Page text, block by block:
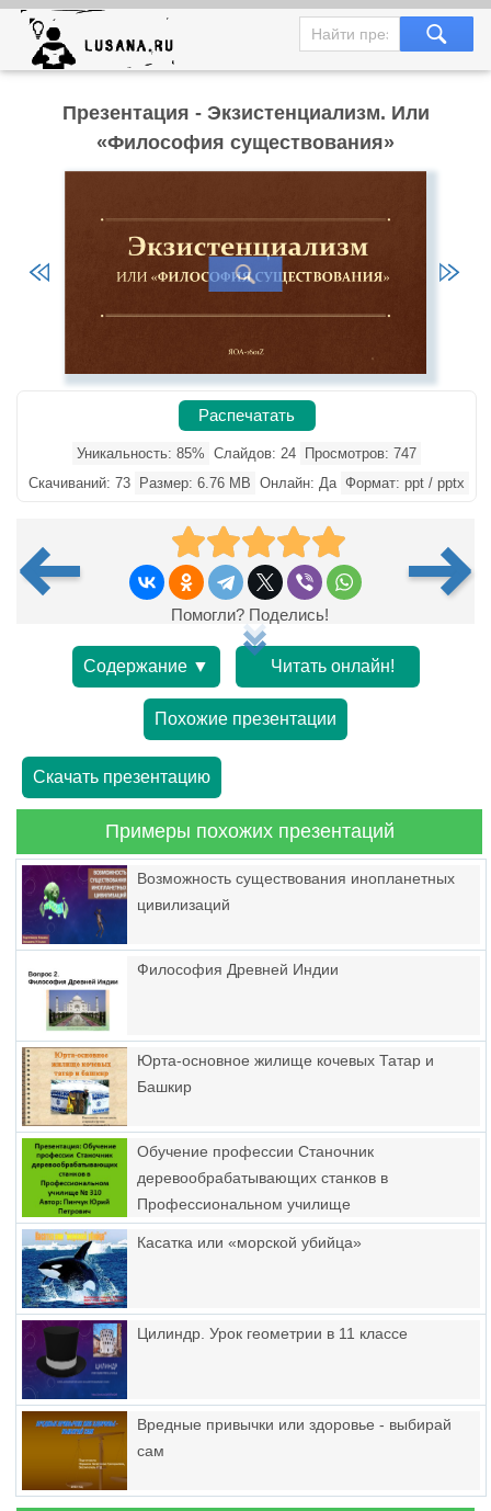
Презентация - Экзистенциализм. Или
«Философия существования»
Распечатать
Уникальность: 85% Слайдов: 24
Просмотров: 747
Скачиваний: 73
Размер: 6.76 MB Онлайн: Да Формат: ppt / pptx
Помогли? Поделись!
Содержание ▼ Читать онлайн!
Похожие презентации
Скачать презентацию
Примеры похожих презентаций
Возможность существования инопланетных
цивилизаций
Философия Древней Индии
Юрта-основное жилище кочевых Татар и
Башкир
Обучение профессии Станочник
деревообрабатывающих станков в
Профессиональном училище
Касатка или «морской убийца»
Цилиндр. Урок геометрии в 11 классе
Вредные привычки или здоровье - выбирай
сам